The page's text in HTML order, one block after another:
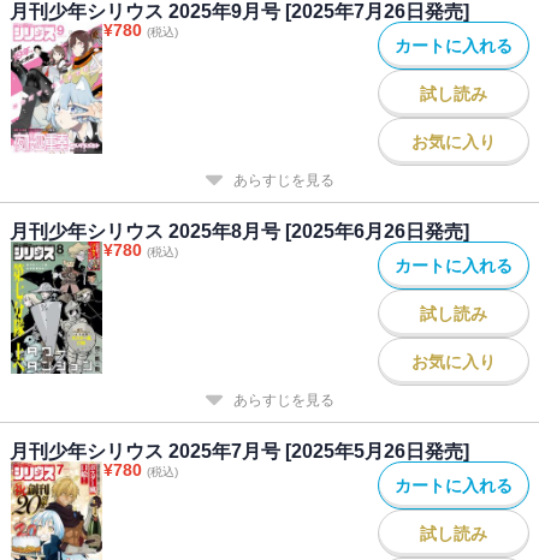
月刊少年シリウス 2025年9月号 [2025年7月26日発売]
¥780 (税込)
カートに入れる
試し読み
お気に入り
あらすじを見る
月刊少年シリウス 2025年8月号 [2025年6月26日発売]
¥780 (税込)
カートに入れる
試し読み
お気に入り
あらすじを見る
月刊少年シリウス 2025年7月号 [2025年5月26日発売]
¥780 (税込)
カートに入れる
試し読み